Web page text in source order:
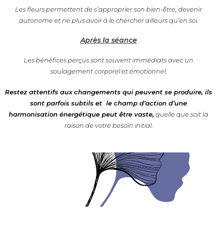
Les fleurs permettent de s’approprier son bien-être, devenir
autonome et ne plus avoir à le chercher ailleurs qu’en soi.
Après la séance
Les bénéfices perçus sont souvent immédiats avec un
soulagement corporel et émotionnel.
Restez attentifs aux changements qui peuvent se produire, ils
sont parfois subtils et le champ d’action d’une
harmonisation énergétique peut être vaste, quelle que soit la
raison de votre besoin initial.